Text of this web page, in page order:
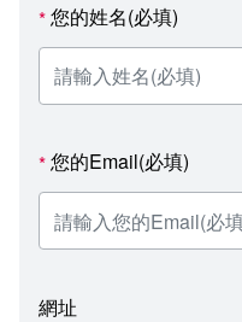
*您的姓名(必填)
*您的Email(必填)
網址